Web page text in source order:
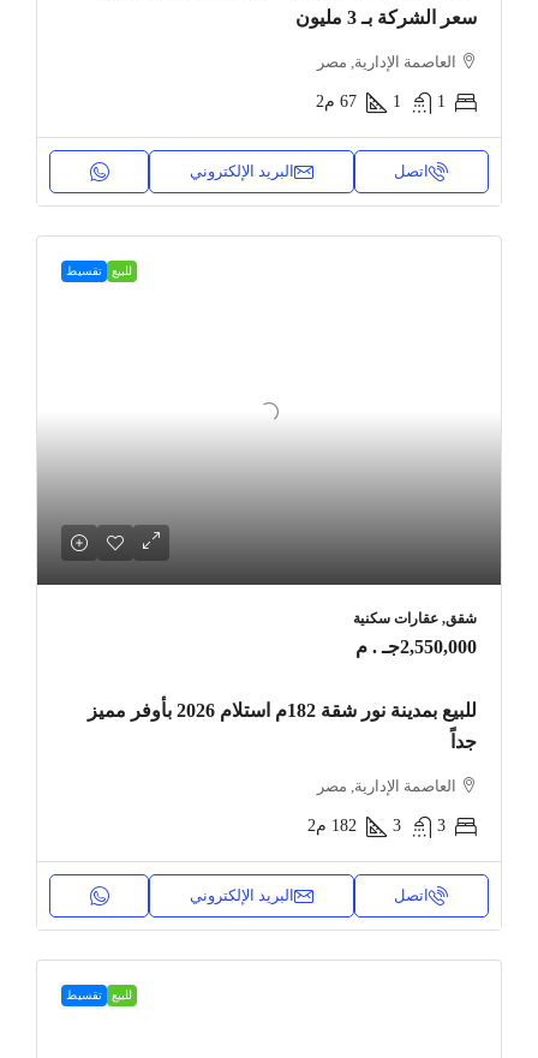
سعر الشركة بـ 3 مليون
العاصمة الإدارية, مصر
1
1
67 م2
اتصل البريد الإلكتروني
للبيع تقسيط
شقق, عقارات سكنية
2,550,000جـ . م
للبيع بمدينة نور شقة 182م استلام 2026 بأوفر مميز
جداً
العاصمة الإدارية, مصر
3
3
182 م2
اتصل البريد الإلكتروني
للبيع تقسيط